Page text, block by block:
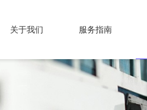
关于我们 服务指南